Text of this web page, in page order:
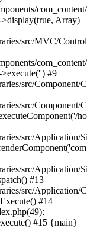
Array)
src/MVC/
#9
src/Component/
src/Component/
src/Application/
src/Application/
#13
src/Application/
#14
#15 {main}